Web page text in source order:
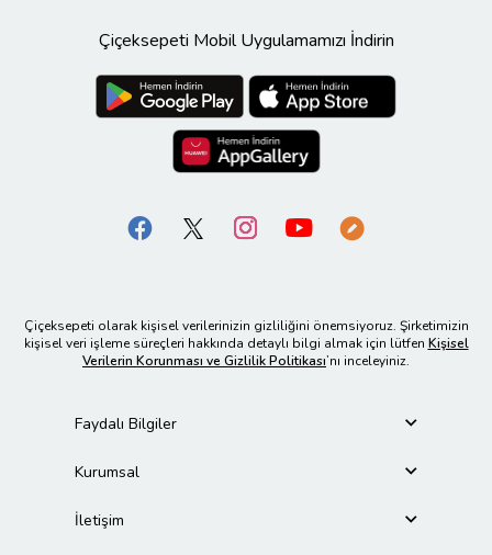
Çiçeksepeti Mobil Uygulamamızı İndirin
Çiçeksepeti olarak kişisel verilerinizin gizliliğini önemsiyoruz. Şirketimizin
kişisel veri işleme süreçleri hakkında detaylı bilgi almak için lütfen Kişisel
Verilerin Korunması ve Gizlilik Politikası’nı inceleyiniz.
Faydalı Bilgiler
Kurumsal
İletişim